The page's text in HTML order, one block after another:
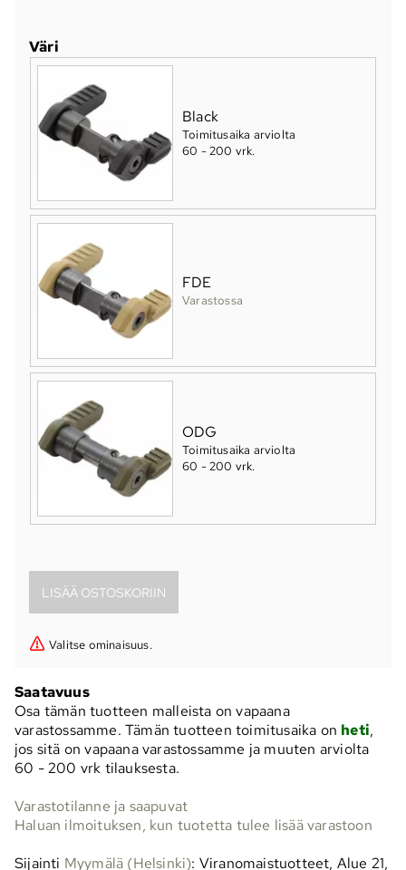
Väri
Black
Toimitusaika arviolta
60 - 200 vrk.
FDE
Varastossa
ODG
Toimitusaika arviolta
60 - 200 vrk.
Valitse ominaisuus.
Saatavuus
Osa tämän tuotteen malleista on vapaana
varastossamme. Tämän tuotteen toimitusaika on heti,
jos sitä on vapaana varastossamme ja muuten arviolta
60 - 200 vrk tilauksesta.
Varastotilanne ja saapuvat
Haluan ilmoituksen, kun tuotetta tulee lisää varastoon
Sijainti Myymälä (Helsinki): Viranomaistuotteet, Alue 21,